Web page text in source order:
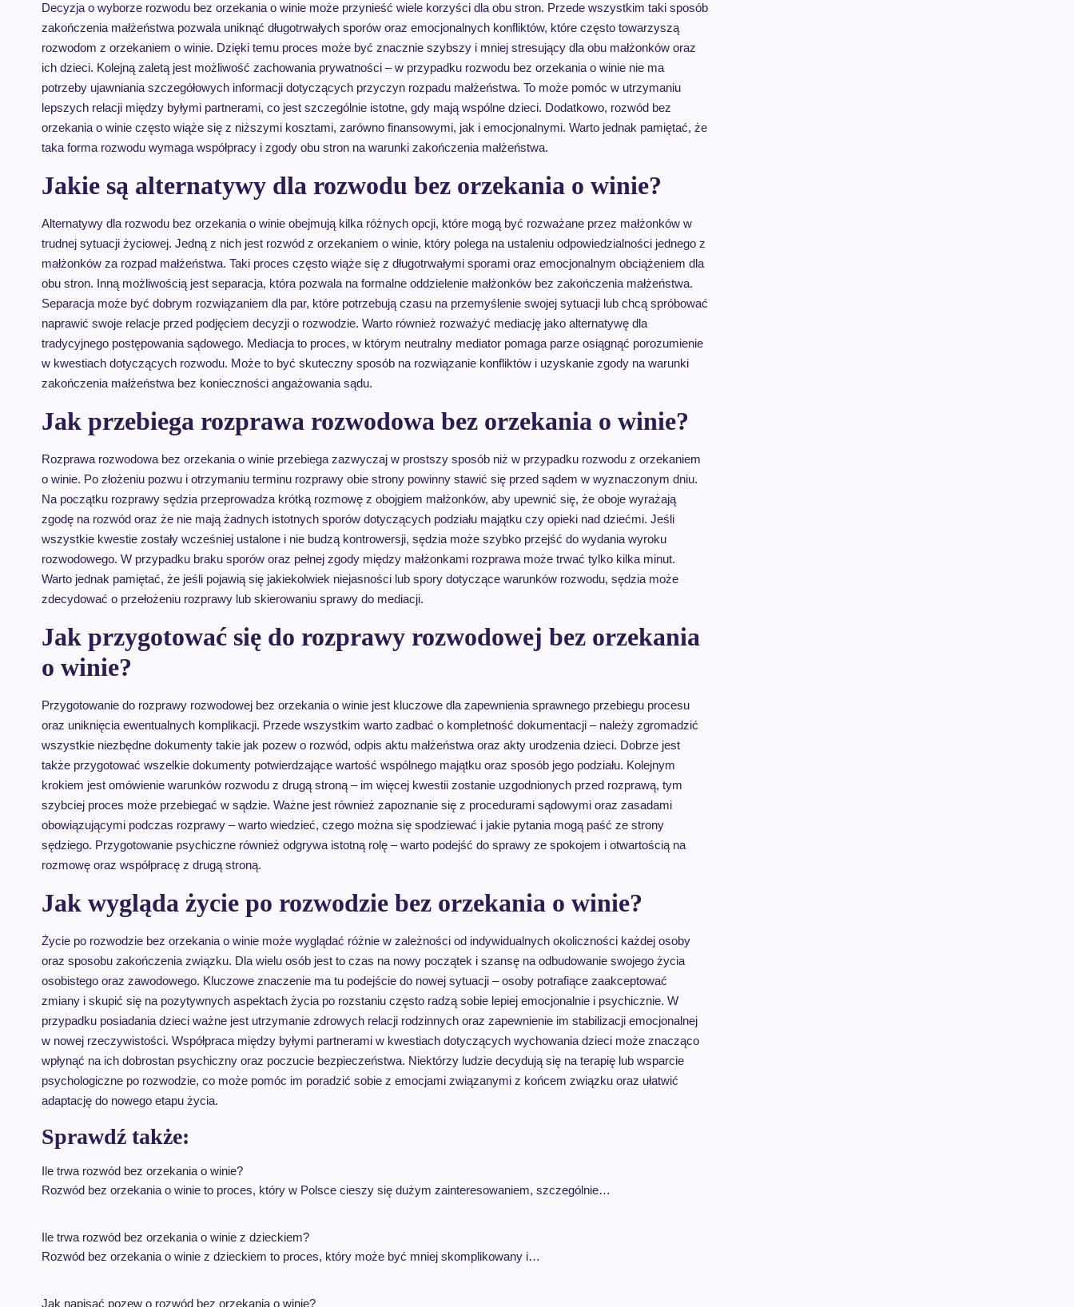
Decyzja o wyborze rozwodu bez orzekania o winie może przynieść wiele korzyści dla obu stron. Przede wszystkim taki sposób
zakończenia małżeństwa pozwala uniknąć długotrwałych sporów oraz emocjonalnych konfliktów, które często towarzyszą
rozwodom z orzekaniem o winie. Dzięki temu proces może być znacznie szybszy i mniej stresujący dla obu małżonków oraz
ich dzieci. Kolejną zaletą jest możliwość zachowania prywatności – w przypadku rozwodu bez orzekania o winie nie ma
potrzeby ujawniania szczegółowych informacji dotyczących przyczyn rozpadu małżeństwa. To może pomóc w utrzymaniu
lepszych relacji między byłymi partnerami, co jest szczególnie istotne, gdy mają wspólne dzieci. Dodatkowo, rozwód bez
orzekania o winie często wiąże się z niższymi kosztami, zarówno finansowymi, jak i emocjonalnymi. Warto jednak pamiętać, że
taka forma rozwodu wymaga współpracy i zgody obu stron na warunki zakończenia małżeństwa.
Jakie są alternatywy dla rozwodu bez orzekania o winie?
Alternatywy dla rozwodu bez orzekania o winie obejmują kilka różnych opcji, które mogą być rozważane przez małżonków w
trudnej sytuacji życiowej. Jedną z nich jest rozwód z orzekaniem o winie, który polega na ustaleniu odpowiedzialności jednego z
małżonków za rozpad małżeństwa. Taki proces często wiąże się z długotrwałymi sporami oraz emocjonalnym obciążeniem dla
obu stron. Inną możliwością jest separacja, która pozwala na formalne oddzielenie małżonków bez zakończenia małżeństwa.
Separacja może być dobrym rozwiązaniem dla par, które potrzebują czasu na przemyślenie swojej sytuacji lub chcą spróbować
naprawić swoje relacje przed podjęciem decyzji o rozwodzie. Warto również rozważyć mediację jako alternatywę dla
tradycyjnego postępowania sądowego. Mediacja to proces, w którym neutralny mediator pomaga parze osiągnąć porozumienie
w kwestiach dotyczących rozwodu. Może to być skuteczny sposób na rozwiązanie konfliktów i uzyskanie zgody na warunki
zakończenia małżeństwa bez konieczności angażowania sądu.
Jak przebiega rozprawa rozwodowa bez orzekania o winie?
Rozprawa rozwodowa bez orzekania o winie przebiega zazwyczaj w prostszy sposób niż w przypadku rozwodu z orzekaniem
o winie. Po złożeniu pozwu i otrzymaniu terminu rozprawy obie strony powinny stawić się przed sądem w wyznaczonym dniu.
Na początku rozprawy sędzia przeprowadza krótką rozmowę z obojgiem małżonków, aby upewnić się, że oboje wyrażają
zgodę na rozwód oraz że nie mają żadnych istotnych sporów dotyczących podziału majątku czy opieki nad dziećmi. Jeśli
wszystkie kwestie zostały wcześniej ustalone i nie budzą kontrowersji, sędzia może szybko przejść do wydania wyroku
rozwodowego. W przypadku braku sporów oraz pełnej zgody między małżonkami rozprawa może trwać tylko kilka minut.
Warto jednak pamiętać, że jeśli pojawią się jakiekolwiek niejasności lub spory dotyczące warunków rozwodu, sędzia może
zdecydować o przełożeniu rozprawy lub skierowaniu sprawy do mediacji.
Jak przygotować się do rozprawy rozwodowej bez orzekania
o winie?
Przygotowanie do rozprawy rozwodowej bez orzekania o winie jest kluczowe dla zapewnienia sprawnego przebiegu procesu
oraz uniknięcia ewentualnych komplikacji. Przede wszystkim warto zadbać o kompletność dokumentacji – należy zgromadzić
wszystkie niezbędne dokumenty takie jak pozew o rozwód, odpis aktu małżeństwa oraz akty urodzenia dzieci. Dobrze jest
także przygotować wszelkie dokumenty potwierdzające wartość wspólnego majątku oraz sposób jego podziału. Kolejnym
krokiem jest omówienie warunków rozwodu z drugą stroną – im więcej kwestii zostanie uzgodnionych przed rozprawą, tym
szybciej proces może przebiegać w sądzie. Ważne jest również zapoznanie się z procedurami sądowymi oraz zasadami
obowiązującymi podczas rozprawy – warto wiedzieć, czego można się spodziewać i jakie pytania mogą paść ze strony
sędziego. Przygotowanie psychiczne również odgrywa istotną rolę – warto podejść do sprawy ze spokojem i otwartością na
rozmowę oraz współpracę z drugą stroną.
Jak wygląda życie po rozwodzie bez orzekania o winie?
Życie po rozwodzie bez orzekania o winie może wyglądać różnie w zależności od indywidualnych okoliczności każdej osoby
oraz sposobu zakończenia związku. Dla wielu osób jest to czas na nowy początek i szansę na odbudowanie swojego życia
osobistego oraz zawodowego. Kluczowe znaczenie ma tu podejście do nowej sytuacji – osoby potrafiące zaakceptować
zmiany i skupić się na pozytywnych aspektach życia po rozstaniu często radzą sobie lepiej emocjonalnie i psychicznie. W
przypadku posiadania dzieci ważne jest utrzymanie zdrowych relacji rodzinnych oraz zapewnienie im stabilizacji emocjonalnej
w nowej rzeczywistości. Współpraca między byłymi partnerami w kwestiach dotyczących wychowania dzieci może znacząco
wpłynąć na ich dobrostan psychiczny oraz poczucie bezpieczeństwa. Niektórzy ludzie decydują się na terapię lub wsparcie
psychologiczne po rozwodzie, co może pomóc im poradzić sobie z emocjami związanymi z końcem związku oraz ułatwić
adaptację do nowego etapu życia.
Sprawdź także:
Ile trwa rozwód bez orzekania o winie?
Rozwód bez orzekania o winie to proces, który w Polsce cieszy się dużym zainteresowaniem, szczególnie…
Ile trwa rozwód bez orzekania o winie z dzieckiem?
Rozwód bez orzekania o winie z dzieckiem to proces, który może być mniej skomplikowany i…
Jak napisać pozew o rozwód bez orzekania o winie?